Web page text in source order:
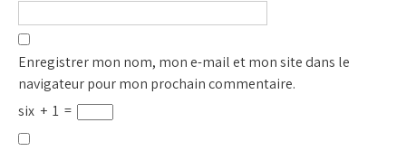
Enregistrer mon nom, mon e-mail et mon site dans le
navigateur pour mon prochain commentaire.
six + 1 =